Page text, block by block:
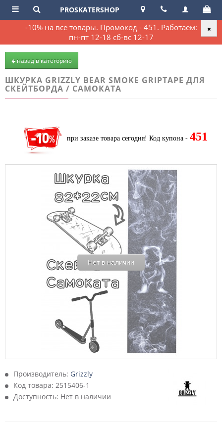
-10% на все товары. Промокод - 451. Работаем:
пн-пт 12-18 сб-вс 12-17
PROSKATERSHOP
назад в категорию
ШКУРКА GRIZZLY BEAR SMOKE GRIPTAPE ДЛЯ
СКЕЙТБОРДА / САМОКАТА
при заказе товара сегодня! Код купона - 451
Нет в наличии
Производитель: Grizzly
Код товара: 2515406-1
Доступность: Нет в наличии